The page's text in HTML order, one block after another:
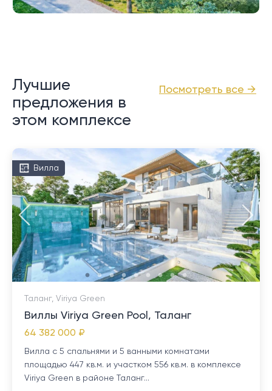
Посмотреть все →
Лучшие
предложения в
этом комплексе
Вилла
Таланг, Viriya Green
Виллы Viriya Green Pool, Таланг
64 382 000 ₽
Вилла с 5 спальнями и 5 ванными комнатами
площадью 447 кв.м. и участком 556 кв.м. в комплексе
Viriya Green в районе Таланг...